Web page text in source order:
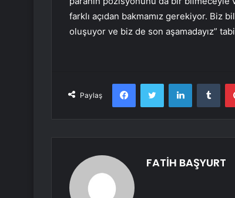
farklı açıdan bakmamız gerekiyor. Biz
oluşuyor ve biz de son aşamadayız”
Paylaş
FacebookTwitter LinkedIn
FATİH BAŞYURT